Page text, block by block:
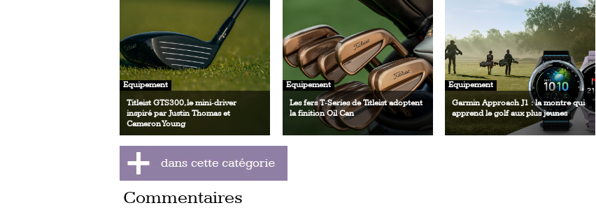
Equipement
Titleist GTS300, le mini‑driver
inspiré par Justin Thomas et
Cameron Young
Equipement
Les fers T‑Series de Titleist adoptent
la finition Oil Can
Equipement
Garmin Approach J1 : la montre qui
apprend le golf aux plus jeunes
Commentaires